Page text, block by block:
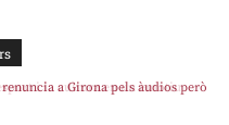
a Girona pels àudios però